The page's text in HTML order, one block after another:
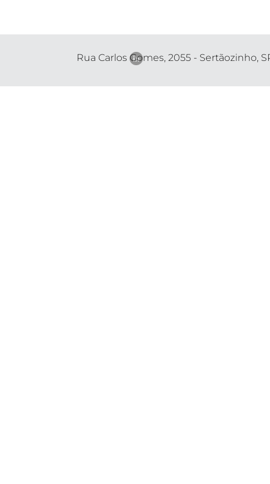
Rua Carlos Gomes, 2055 - Sertãozinho,